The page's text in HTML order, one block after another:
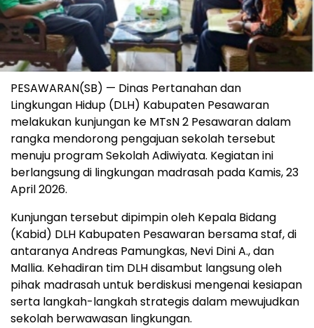
PESAWARAN(SB) — Dinas Pertanahan dan
Lingkungan Hidup (DLH) Kabupaten Pesawaran
melakukan kunjungan ke MTsN 2 Pesawaran dalam
rangka mendorong pengajuan sekolah tersebut
menuju program Sekolah Adiwiyata. Kegiatan ini
berlangsung di lingkungan madrasah pada Kamis, 23
April 2026.
Kunjungan tersebut dipimpin oleh Kepala Bidang
(Kabid) DLH Kabupaten Pesawaran bersama staf, di
antaranya Andreas Pamungkas, Nevi Dini A., dan
Mallia. Kehadiran tim DLH disambut langsung oleh
pihak madrasah untuk berdiskusi mengenai kesiapan
serta langkah-langkah strategis dalam mewujudkan
sekolah berwawasan lingkungan.